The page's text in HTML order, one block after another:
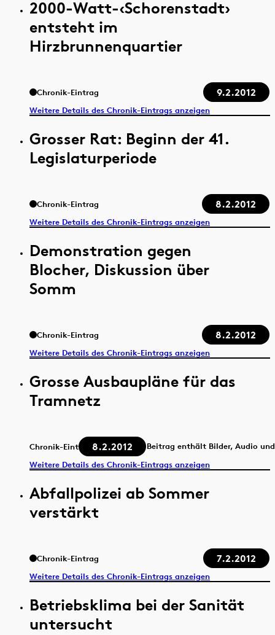
2000-Watt-‹Schorenstadt›
entsteht im
Hirzbrunnenquartier
Chronik-Eintrag 9.2.2012
Weitere Details des Chronik-Eintrags anzeigen
Grosser Rat: Beginn der 41.
Legislaturperiode
Chronik-Eintrag 8.2.2012
Weitere Details des Chronik-Eintrags anzeigen
Demonstration gegen
Blocher, Diskussion über
Somm
Chronik-Eintrag 8.2.2012
Weitere Details des Chronik-Eintrags anzeigen
Grosse Ausbaupläne für das
Tramnetz
Chronik-Eintrag 8.2.2012
Beitrag enthält Bilder, Audio
Weitere Details des Chronik-Eintrags anzeigen
Abfallpolizei ab Sommer
verstärkt
Chronik-Eintrag 7.2.2012
Weitere Details des Chronik-Eintrags anzeigen
Betriebsklima bei der Sanität
untersucht